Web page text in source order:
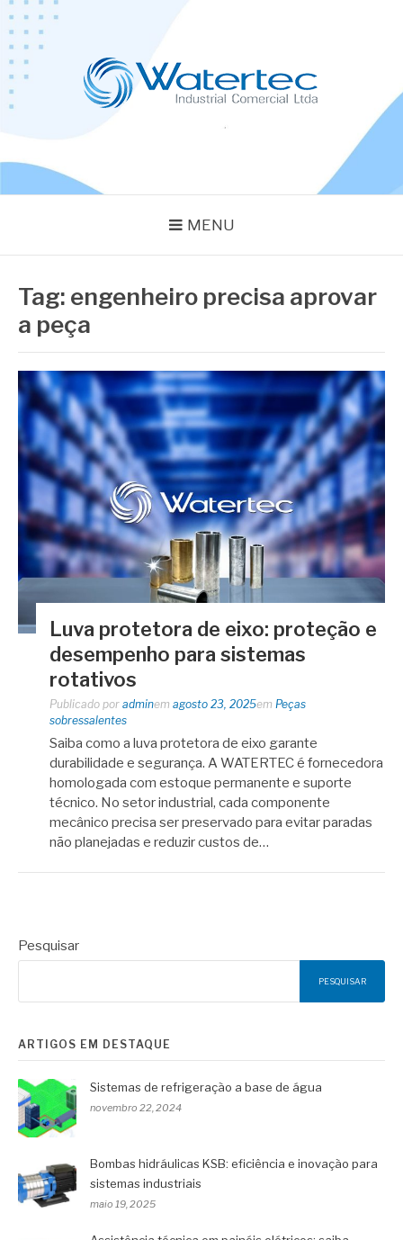
Pular
para
conteúdo
MENU
Tag: engenheiro precisa aprovar
a peça
Luva protetora de eixo: proteção e
desempenho para sistemas
rotativos
Publicado por adminem agosto 23, 2025em Peças
sobressalentes
Saiba como a luva protetora de eixo garante
durabilidade e segurança. A WATERTEC é fornecedora
homologada com estoque permanente e suporte
técnico. No setor industrial, cada componente
mecânico precisa ser preservado para evitar paradas
não planejadas e reduzir custos de…
Pesquisar
PESQUISAR
ARTIGOS EM DESTAQUE
Sistemas de refrigeração a base de água
novembro 22, 2024
Bombas hidráulicas KSB: eficiência e inovação para
sistemas industriais
maio 19, 2025